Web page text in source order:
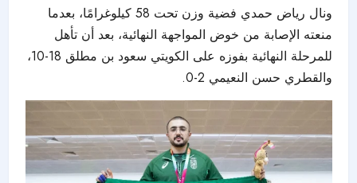
ونال رياض حمدي فضية وزن تحت 58 كيلوغرامًا، بعدما
منعته الإصابة من خوض المواجهة النهائية، بعد أن تأهل
للمرحلة النهائية بفوزه على الكويتي سعود بن مطلق 18-10،
والقطري حسن النعيمي 2-0.